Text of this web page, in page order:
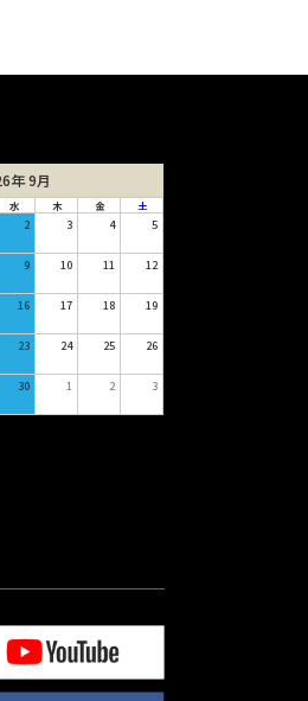
年 9月
水 木 金 土
2 3 4 5
9 10 11 12
16 17 18 19
23 24 25 26
30 1 2 3